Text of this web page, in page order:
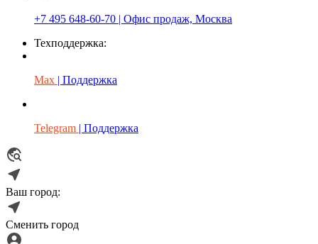
+7 495 648-60-70 | Офис продаж, Москва
Техподдержка:
Max | Поддержка
Telegram | Поддержка
Ваш город:
Сменить город